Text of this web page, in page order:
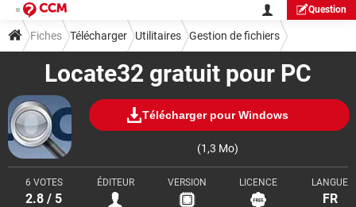
Question
Locate32 gratuit pour PC
Télécharger pour Windows
(1,3 Mo)
6 VOTES
2.8 / 5
ÉDITEUR VERSION LICENCE LANGUE
FR
Fiches Télécharger Utilitaires Gestion de fichiers